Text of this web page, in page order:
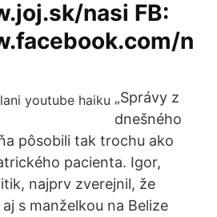
nasi FB:
n
„Správy z
dnešného
pôsobili tak trochu ako
pacienta. Igor,
najprv zverejnil, že
s manželkou na Belize